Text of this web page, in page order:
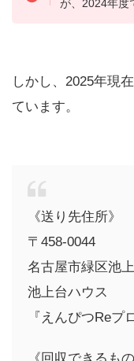
が、2024年度
しかし、2025年現
ています。
《送り先住所》
〒458-0044
名古屋市緑区池
池上台ハウス
『えんぴつReプ